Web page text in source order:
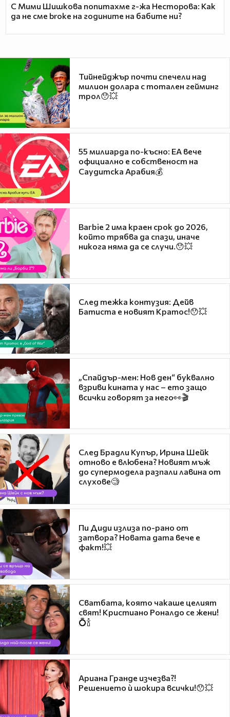
С Мими Шишкова попитахме г-жа Несторова: Как
да не сме broke на годините на бабите ни?
Тийнейджър почти спечели над
милион долара с тотален гейминг
трол😯💥
55 милиарда по-късно: EA вече
официално е собственост на
Саудитска Арабия💰
Barbie 2 има краен срок до 2026,
който трябва да спази, иначе
никога няма да се случи.😯💥
След тежка контузия: Дейв
Батиста е новият Кратос!😯💥
„Спайдър-мен: Нов ден“ буквално
взриви кината у нас – ето защо
всички говорят за него👀🎬
След Брадли Купър, Ирина Шейк
отново е влюбена? Новият мъж
до супермодела разпали лавина от
слухове🧐
Пи Диди излиза по-рано от
затвора? Новата дата вече е
факт!💥
Сватбата, която чакаше целият
свят! Кристиано Роналдо се жени!
💍🍾
Ариана Гранде изчезва?!
Решението ѝ шокира всички!😯💥